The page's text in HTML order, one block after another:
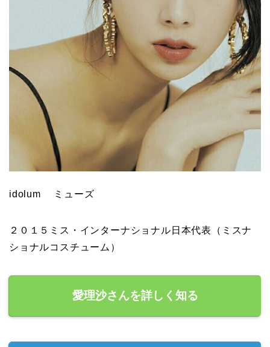
idolum ミューズ
２０１５ミス・インターナショナル日本代表（ミスナ
ショナルコスチューム）
愛理沙さんを詳しく知る